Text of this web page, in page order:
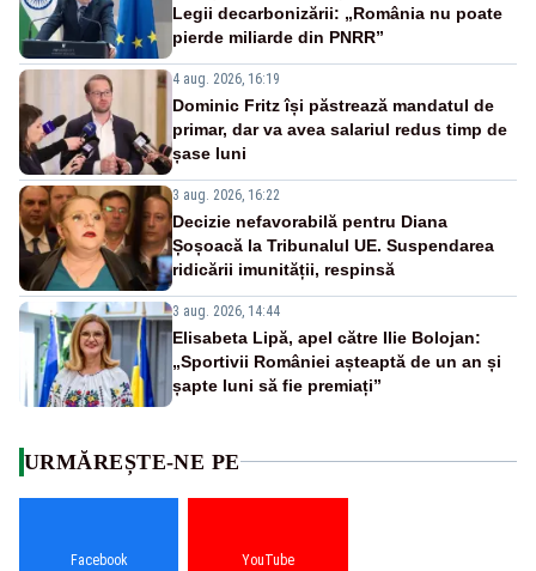
Legii decarbonizării: „România nu poate
pierde miliarde din PNRR”
4 aug. 2026, 16:19
Dominic Fritz își păstrează mandatul de
primar, dar va avea salariul redus timp de
șase luni
3 aug. 2026, 16:22
Decizie nefavorabilă pentru Diana
Șoșoacă la Tribunalul UE. Suspendarea
ridicării imunității, respinsă
3 aug. 2026, 14:44
Elisabeta Lipă, apel către Ilie Bolojan:
„Sportivii României așteaptă de un an și
șapte luni să fie premiați”
URMĂREȘTE-NE PE
Facebook YouTube